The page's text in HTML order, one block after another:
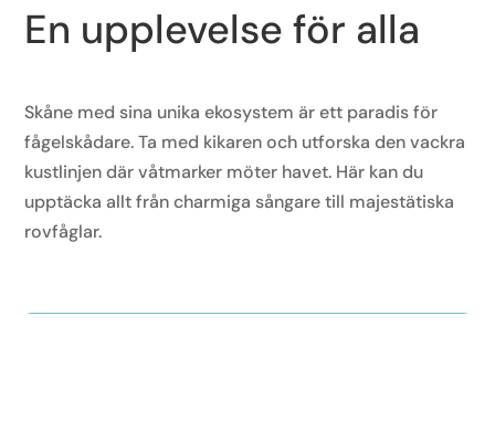
En upplevelse för alla
Skåne med sina unika ekosystem är ett paradis för
fågelskådare. Ta med kikaren och utforska den vackra
kustlinjen där våtmarker möter havet. Här kan du
upptäcka allt från charmiga sångare till majestätiska
rovfåglar.